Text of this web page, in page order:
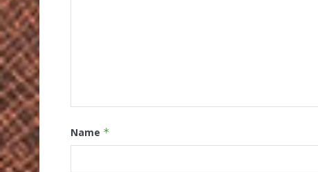
Name *